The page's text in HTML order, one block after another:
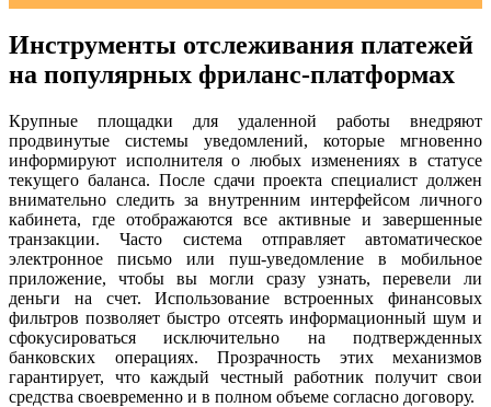
Инструменты отслеживания платежей
на популярных фриланс-платформах
Крупные площадки для удаленной работы внедряют
продвинутые системы уведомлений, которые мгновенно
информируют исполнителя о любых изменениях в статусе
текущего баланса. После сдачи проекта специалист должен
внимательно следить за внутренним интерфейсом личного
кабинета, где отображаются все активные и завершенные
транзакции. Часто система отправляет автоматическое
электронное письмо или пуш-уведомление в мобильное
приложение, чтобы вы могли сразу узнать, перевели ли
деньги на счет. Использование встроенных финансовых
фильтров позволяет быстро отсеять информационный шум и
сфокусироваться исключительно на подтвержденных
банковских операциях. Прозрачность этих механизмов
гарантирует, что каждый честный работник получит свои
средства своевременно и в полном объеме согласно договору.